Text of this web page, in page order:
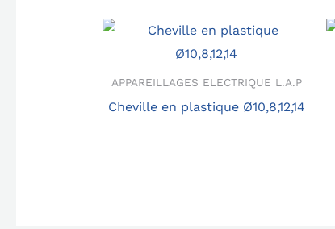
APPAREILLAGES ELECTRIQUE L.A.P
Cheville en plastique Ø10,8,12,14